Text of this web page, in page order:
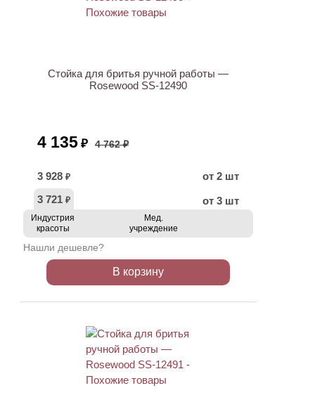
Стойка для бритья ручной работы —
Rosewood SS-12490
4 135 ₽ 4 762 ₽
3 928 ₽
от 2 шт
3 721 ₽ от 3 шт
Индустрия
красоты
Мед.
учреждение
Нашли дешевле?
В корзину